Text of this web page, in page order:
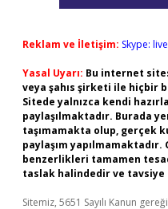
Reklam ve İletişim: Skype:
Yasal Uyarı: Bu internet
veya şahıs şirketi ile hiçbir
Sitede yalnızca kendi
paylaşılmaktadır. Burada
taşımamakta olup, gerçek
paylaşım
benzerlikleri tamamen
taslak halindedir ve tavsiye
Sitemiz, 5651 Sayılı Kanun